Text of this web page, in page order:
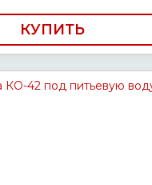
КУПИТЬ